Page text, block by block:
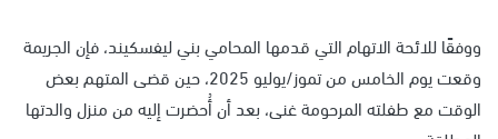
ووفقًا للائحة الاتهام التي قدمها المحامي بني ليفسكيند، فإن الجريمة
وقعت يوم الخامس من تموز/يوليو 2025، حين قضى المتهم بعض
الوقت مع طفلته المرحومة غنى، بعد أن أُحضرت إليه من منزل والدتها